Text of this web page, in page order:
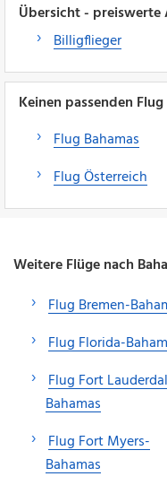
Übersicht - preiswerte
Billigflieger
Keinen passenden
Flug Bahamas
Flug Österreich
Weitere Flüge nach
Flug Bremen-
Flug Florida-
Flug Fort
Bahamas
Flug Fort Myers-
Bahamas